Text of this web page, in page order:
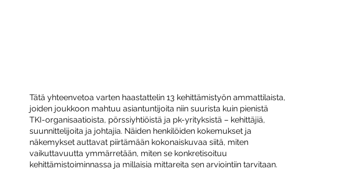
Tätä yhteenvetoa varten haastattelin 13 kehittämistyön ammattilaista,
joiden joukkoon mahtuu asiantuntijoita niin suurista kuin pienistä
TKI-organisaatioista, pörssiyhtiöistä ja pk-yrityksistä – kehittäjiä,
suunnittelijoita ja johtajia. Näiden henkilöiden kokemukset ja
näkemykset auttavat piirtämään kokonaiskuvaa siitä, miten
vaikuttavuutta ymmärretään, miten se konkretisoituu
kehittämistoiminnassa ja millaisia mittareita sen arviointiin tarvitaan.